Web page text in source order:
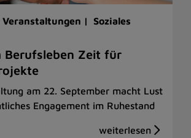
Veranstaltungen | Soziales
Berufsleben Zeit für
am 22. September macht Lust
Engagement im Ruhestand